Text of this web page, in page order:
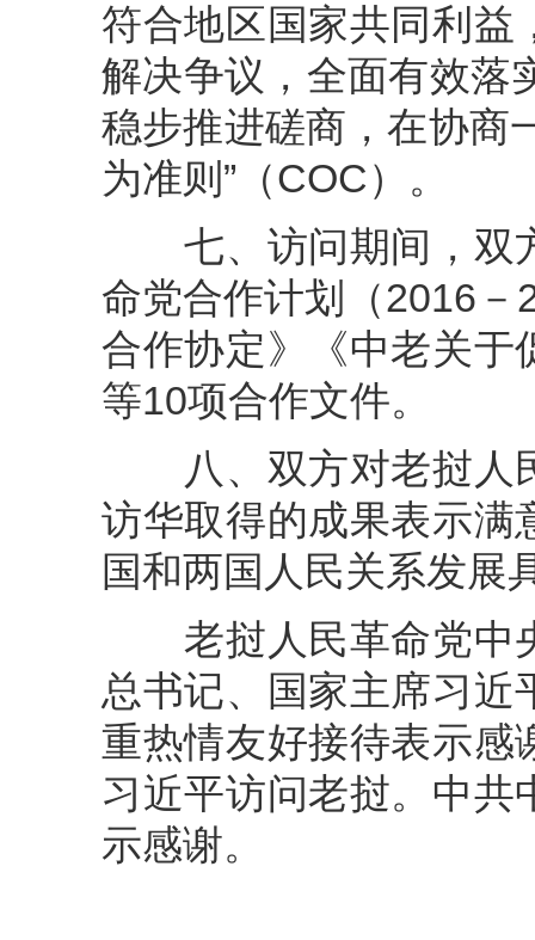
符合地区国家共同利益
解决争议，全面有效落
稳步推进磋商，在协商
为准则”（COC）。
七、访问期间，双
命党合作计划（2016
合作协定》《中老关于
等10项合作文件。
八、双方对老挝人
访华取得的成果表示满
国和两国人民关系发展
老挝人民革命党中
总书记、国家主席习近
重热情友好接待表示感
习近平访问老挝。中共
示感谢。